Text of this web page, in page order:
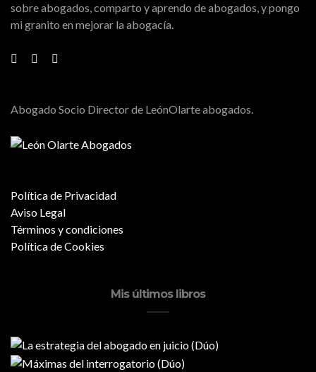
sobre abogados, comparto y aprendo de abogados, y pongo
mi granito en mejorar la abogacía.
Abogado Socio Director de LeónOlarte abogados.
Política de Privacidad
Aviso Legal
Términos y condiciones
Política de Cookies
Mis últimos libros